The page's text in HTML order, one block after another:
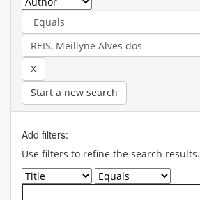
Start a new search
Add filters:
Use filters to refine the search results.